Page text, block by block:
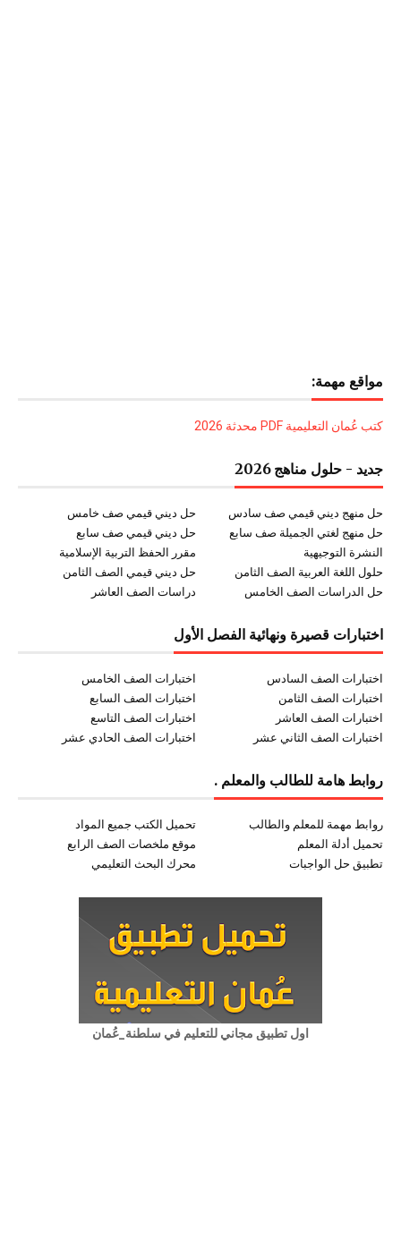
مواقع مهمة:
كتب عُمان التعليمية PDF محدثة 2026
جديد - حلول مناهج 2026
حل ديني قيمي صف خامس
حل منهج ديني قيمي صف سادس
حل ديني قيمي صف سابع
حل منهج لغتي الجميلة صف سابع
مقرر الحفظ التربية الإسلامية
النشرة التوجيهية
حل ديني قيمي الصف الثامن
حلول اللغة العربية الصف الثامن
دراسات الصف العاشر
حل الدراسات الصف الخامس
اختبارات قصيرة ونهائية الفصل الأول
اختبارات الصف الخامس
اختبارات الصف السادس
اختبارات الصف السابع
اختبارات الصف الثامن
اختبارات الصف التاسع
اختبارات الصف العاشر
اختبارات الصف الحادي عشر
اختبارات الصف الثاني عشر
روابط هامة للطالب والمعلم .
تحميل الكتب جميع المواد
روابط مهمة للمعلم والطالب
موقع ملخصات الصف الرابع
تحميل أدلة المعلم
محرك البحث التعليمي
تطبيق حل الواجبات
اول تطبيق مجاني للتعليم في سلطنة_عُمان